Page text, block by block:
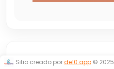
ARGOLLITAS
Sitio creado porde10.app © 2025